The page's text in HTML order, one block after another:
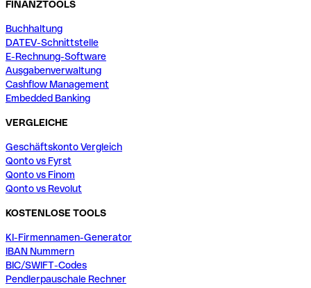
FINANZTOOLS
Buchhaltung
DATEV-Schnittstelle
E-Rechnung-Software
Ausgabenverwaltung
Cashflow Management
Embedded Banking
VERGLEICHE
Geschäftskonto Vergleich
Qonto vs Fyrst
Qonto vs Finom
Qonto vs Revolut
KOSTENLOSE TOOLS
KI-Firmennamen-Generator
IBAN Nummern
BIC/SWIFT-Codes
Pendlerpauschale Rechner